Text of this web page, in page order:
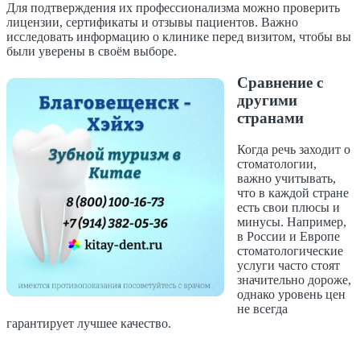
Для подтверждения их профессионализма можно проверить
лицензии, сертификаты и отзывы пациентов. Важно
исследовать информацию о клинике перед визитом, чтобы вы
были уверены в своём выборе.
Сравнение с
другими
странами
Когда речь заходит о
стоматологии,
важно учитывать,
что в каждой стране
есть свои плюсы и
минусы. Например,
в России и Европе
стоматологические
услуги часто стоят
значительно дороже,
однако уровень цен
не всегда
гарантирует лучшее качество.